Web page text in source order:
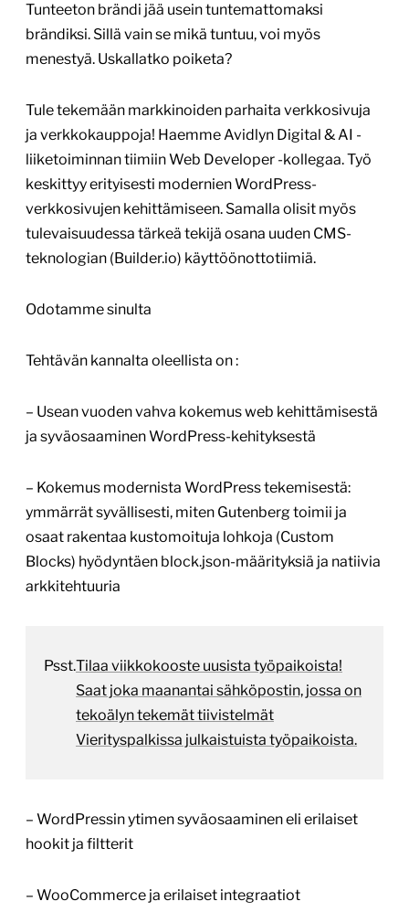
Tunteeton brändi jää usein tuntemattomaksi
brändiksi. Sillä vain se mikä tuntuu, voi myös
menestyä. Uskallatko poiketa?
Tule tekemään markkinoiden parhaita verkkosivuja
ja verkkokauppoja! Haemme Avidlyn Digital & AI -
liiketoiminnan tiimiin Web Developer -kollegaa. Työ
keskittyy erityisesti modernien WordPress-
verkkosivujen kehittämiseen. Samalla olisit myös
tulevaisuudessa tärkeä tekijä osana uuden CMS-
teknologian (Builder.io) käyttöönottotiimiä.
Odotamme sinulta
Tehtävän kannalta oleellista on :
– Usean vuoden vahva kokemus web kehittämisestä
ja syväosaaminen WordPress-kehityksestä
– Kokemus modernista WordPress tekemisestä:
ymmärrät syvällisesti, miten Gutenberg toimii ja
osaat rakentaa kustomoituja lohkoja (Custom
Blocks) hyödyntäen block.json-määrityksiä ja natiivia
arkkitehtuuria
Psst.Tilaa viikkokooste uusista työpaikoista!
Saat joka maanantai sähköpostin, jossa on
tekoälyn tekemät tiivistelmät
Vierityspalkissa julkaistuista työpaikoista.
– WordPressin ytimen syväosaaminen eli erilaiset
hookit ja filtterit
– WooCommerce ja erilaiset integraatiot